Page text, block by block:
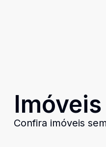
Confira imóveis